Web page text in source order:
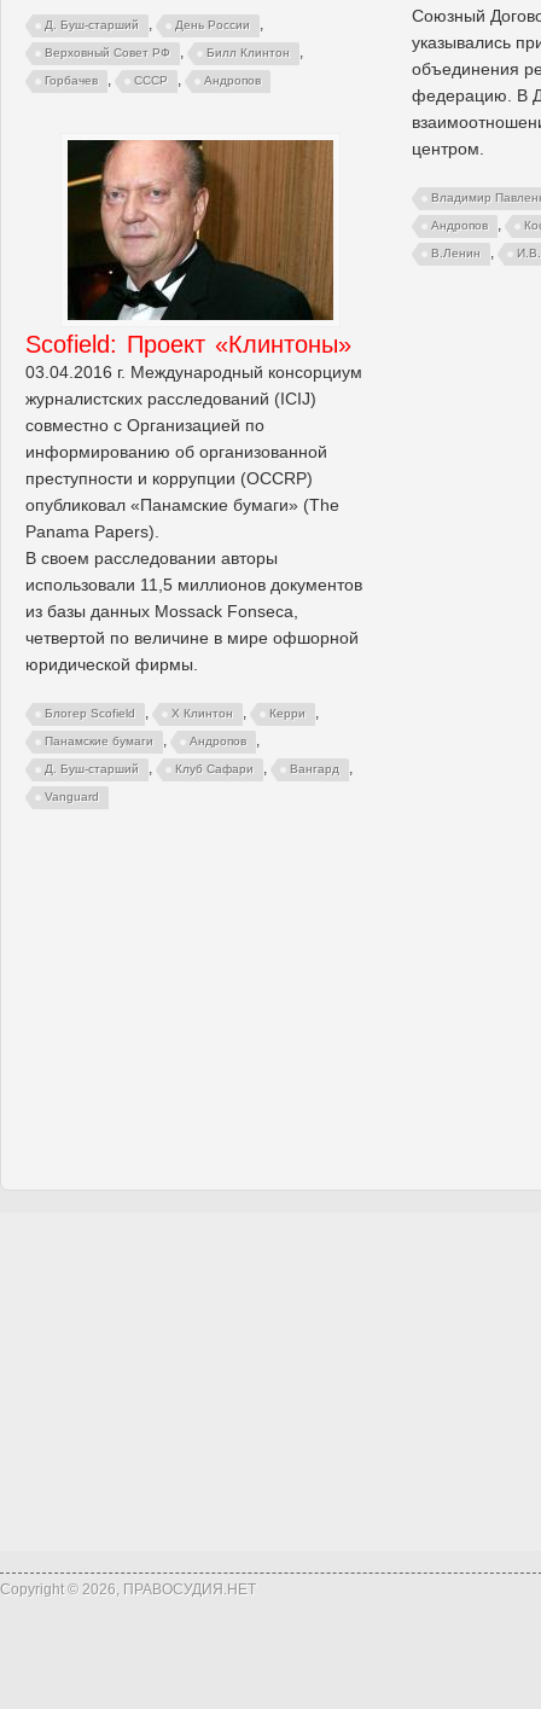
Д. Буш-старший , День России ,
Верховный Совет РФ , Билл Клинтон ,
Горбачев , СССР , Андропов
Союзный
указывались
объединения
федерацию. В
центром.
Владимир
Андропов ,
В.Ленин ,
Scofield: Проект «Клинтоны»
03.04.2016 г. Международный консорциум
журналистских расследований (ICIJ)
совместно с Организацией по
информированию об организованной
преступности и коррупции (OCCRP)
опубликовал «Панамские бумаги» (The
Panama Papers).
В своем расследовании авторы
использовали 11,5 миллионов документов
из базы данных Mossack Fonseca,
четвертой по величине в мире офшорной
юридической фирмы.
Блогер Scofield , Х Клинтон , Керри ,
Панамские бумаги , Андропов ,
Д. Буш-старший , Клуб Сафари , Вангард ,
Vanguard
Copyright © 2026, ПРАВОСУДИЯ.НЕТ